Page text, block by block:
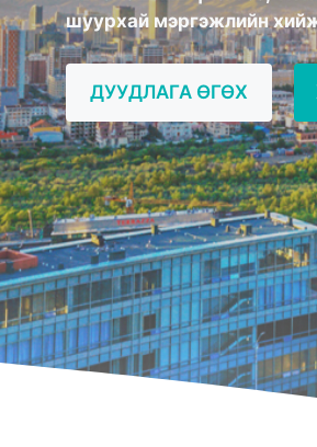
шуурхай мэргэжлийн
ДУУДЛАГА ӨГӨХ